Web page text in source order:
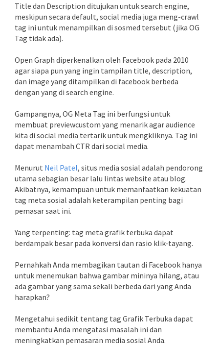
Title dan Description ditujukan untuk search engine,
meskipun secara default, social media juga meng-crawl
tag ini untuk menampilkan di sosmed tersebut (jika OG
Tag tidak ada).
Open Graph diperkenalkan oleh Facebook pada 2010
agar siapa pun yang ingin tampilan title, description,
dan image yang ditampilkan di facebook berbeda
dengan yang di search engine.
Gampangnya, OG Meta Tag ini berfungsi untuk
membuat previewcustom yang menarik agar audience
kita di social media tertarik untuk mengkliknya. Tag ini
dapat menambah CTR dari social media.
Menurut Neil Patel, situs media sosial adalah pendorong
utama sebagian besar lalu lintas website atau blog.
Akibatnya, kemampuan untuk memanfaatkan kekuatan
tag meta sosial adalah keterampilan penting bagi
pemasar saat ini.
Yang terpenting: tag meta grafik terbuka dapat
berdampak besar pada konversi dan rasio klik-tayang.
Pernahkah Anda membagikan tautan di Facebook hanya
untuk menemukan bahwa gambar mininya hilang, atau
ada gambar yang sama sekali berbeda dari yang Anda
harapkan?
Mengetahui sedikit tentang tag Grafik Terbuka dapat
membantu Anda mengatasi masalah ini dan
meningkatkan pemasaran media sosial Anda.